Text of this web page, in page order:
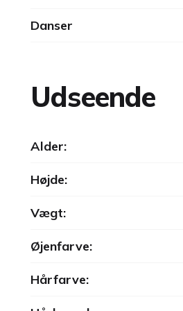
Danser
Udseende
Alder:
Højde:
Vægt:
Øjenfarve:
Hårfarve: